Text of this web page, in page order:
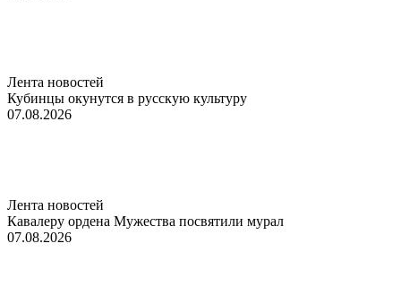
Лента новостей
Кубинцы окунутся в русскую культуру
07.08.2026
Лента новостей
Кавалеру ордена Мужества посвятили мурал
07.08.2026